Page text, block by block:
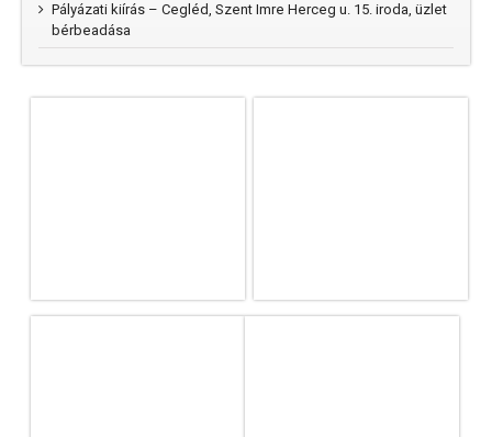
Pályázati kiírás – Cegléd, Szent Imre Herceg u. 15. iroda, üzlet
bérbeadása